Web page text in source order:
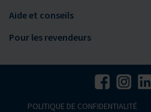
Aide et conseils
Pour les revendeurs
POLITIQUE DE CONFIDENTIALITÉ